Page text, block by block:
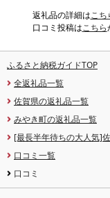
返礼品の詳細はこち
口コミ投稿はこちら
ふるさと納税ガイドTOP
全返礼品一覧
佐賀県の返礼品一覧
みやき町の返礼品一覧
[最長半年待ちの大人気]
口コミ一覧
口コミ